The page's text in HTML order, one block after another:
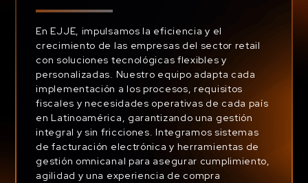
En EJJE, impulsamos la eficiencia y el
crecimiento de las empresas del sector retail
con soluciones tecnológicas flexibles y
personalizadas. Nuestro equipo adapta cada
implementación a los procesos, requisitos
fiscales y necesidades operativas de cada país
en Latinoamérica, garantizando una gestión
integral y sin fricciones. Integramos sistemas
de facturación electrónica y herramientas de
gestión omnicanal para asegurar cumplimiento,
agilidad y una experiencia de compra